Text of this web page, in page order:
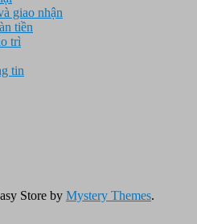
giao nhận
tiền
trì
tin
Store by Mystery Themes.